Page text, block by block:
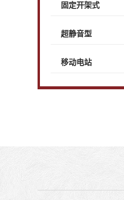
固定开架式
超静音型
移动电站